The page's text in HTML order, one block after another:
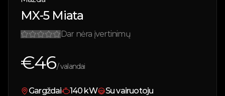
MX-5 Miata
Dar nėra įvertinimų
€46/ valandai
Gargždai 140 kW Su vairuotoju